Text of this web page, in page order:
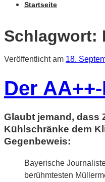
Startseite
Schlagwort:
Veröffentlicht am 18.
Der
Glaubt jemand, dass
Kühlschränke dem
Gegenbeweis:
Bayerische
berühmtesten